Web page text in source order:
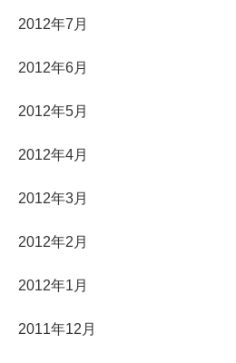
2012年7月
2012年6月
2012年5月
2012年4月
2012年3月
2012年2月
2012年1月
2011年12月